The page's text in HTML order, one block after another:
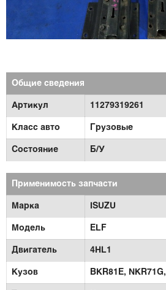
Общие сведения
Артикул 11279319261
Класс авто Грузовые
Состояние Б/У
Применимость запчасти
Марка ISUZU
Модель ELF
Двигатель 4HL1
Кузов BKR81E, NKR71G,